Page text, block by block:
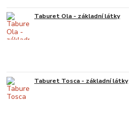
Taburet Ola - základní látky
Taburet Tosca - základní látky